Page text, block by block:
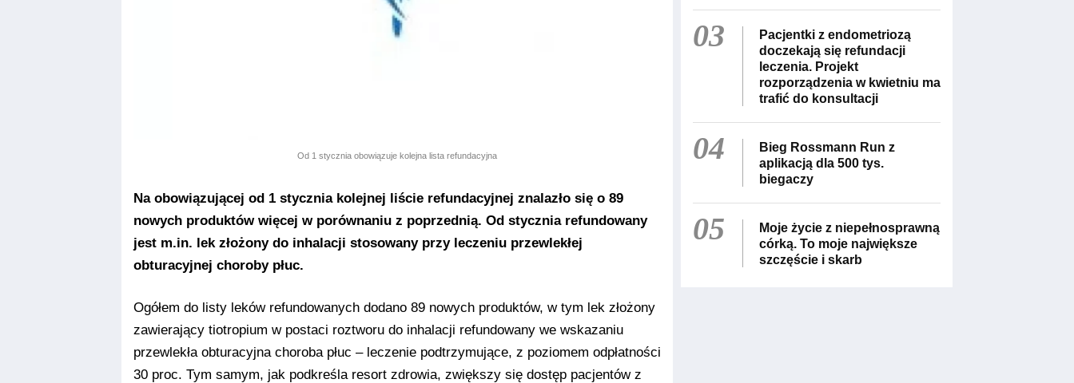
Od 1 stycznia obowiązuje kolejna lista refundacyjna
Na obowiązującej od 1 stycznia kolejnej liście refundacyjnej znalazło się o 89
nowych produktów więcej w porównaniu z poprzednią. Od stycznia refundowany
jest m.in. lek złożony do inhalacji stosowany przy leczeniu przewlekłej
obturacyjnej choroby płuc.
Ogółem do listy leków refundowanych dodano 89 nowych produktów, w tym lek złożony
zawierający tiotropium w postaci roztworu do inhalacji refundowany we wskazaniu
przewlekła obturacyjna choroba płuc – leczenie podtrzymujące, z poziomem odpłatności
30 proc. Tym samym, jak podkreśla resort zdrowia, zwiększy się dostęp pacjentów z
03
Pacjentki z endometriozą
doczekają się refundacji
leczenia. Projekt
rozporządzenia w kwietniu ma
trafić do konsultacji
04
Bieg Rossmann Run z
aplikacją dla 500 tys.
biegaczy
05
Moje życie z niepełnosprawną
córką. To moje największe
szczęście i skarb